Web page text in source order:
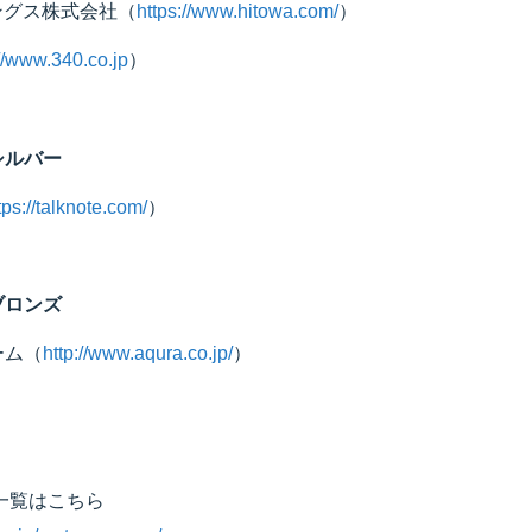
ス株式会社（ https://www.hitowa.com/）
www.340.co.jp）
バー
talknote.com/）
ンズ
（ http://www.aqura.co.jp/）
はこちら